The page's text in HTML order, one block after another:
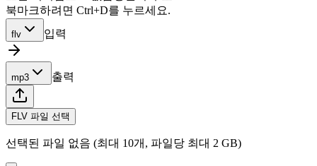
북마크하려면 Ctrl+D를 누르세요.
flv 입력
mp3 출력
FLV 파일 선택
선택된 파일 없음 (최대 10개, 파일당 최대 2 GB)